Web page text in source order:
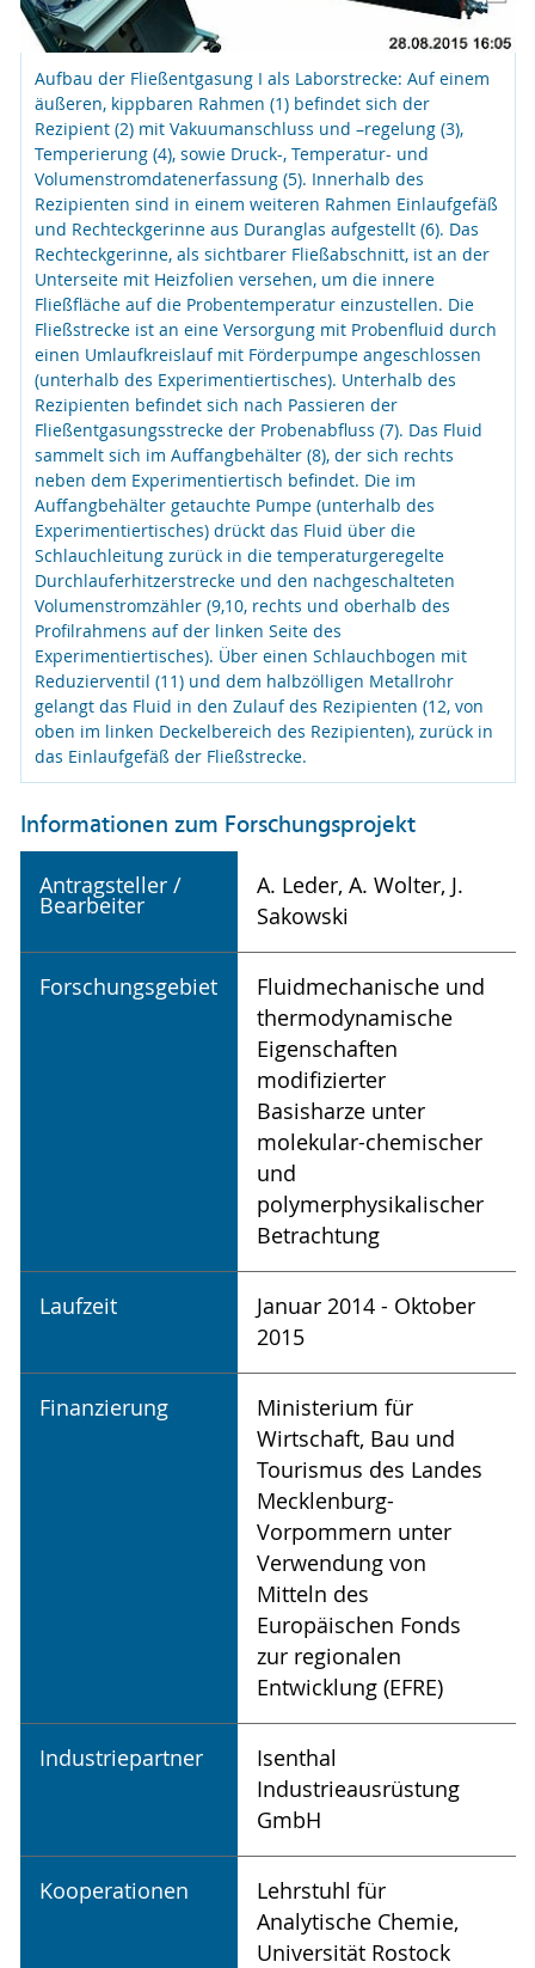
Aufbau der Fließentgasung I als Laborstrecke: Auf einem
äußeren, kippbaren Rahmen (1) befindet sich der
Rezipient (2) mit Vakuumanschluss und –regelung (3),
Temperierung (4), sowie Druck-, Temperatur- und
Volumenstromdatenerfassung (5). Innerhalb des
Rezipienten sind in einem weiteren Rahmen Einlaufgefäß
und Rechteckgerinne aus Duranglas aufgestellt (6). Das
Rechteckgerinne, als sichtbarer Fließabschnitt, ist an der
Unterseite mit Heizfolien versehen, um die innere
Fließfläche auf die Probentemperatur einzustellen. Die
Fließstrecke ist an eine Versorgung mit Probenfluid durch
einen Umlaufkreislauf mit Förderpumpe angeschlossen
(unterhalb des Experimentiertisches). Unterhalb des
Rezipienten befindet sich nach Passieren der
Fließentgasungsstrecke der Probenabfluss (7). Das Fluid
sammelt sich im Auffangbehälter (8), der sich rechts
neben dem Experimentiertisch befindet. Die im
Auffangbehälter getauchte Pumpe (unterhalb des
Experimentiertisches) drückt das Fluid über die
Schlauchleitung zurück in die temperaturgeregelte
Durchlauferhitzerstrecke und den nachgeschalteten
Volumenstromzähler (9,10, rechts und oberhalb des
Profilrahmens auf der linken Seite des
Experimentiertisches). Über einen Schlauchbogen mit
Reduzierventil (11) und dem halbzölligen Metallrohr
gelangt das Fluid in den Zulauf des Rezipienten (12, von
oben im linken Deckelbereich des Rezipienten), zurück in
das Einlaufgefäß der Fließstrecke.
Informationen zum Forschungsprojekt
Antragsteller /
Bearbeiter
A. Leder, A. Wolter, J.
Sakowski
Forschungsgebiet
Fluidmechanische und
thermodynamische
Eigenschaften
modifizierter
Basisharze unter
molekular-chemischer
und
polymerphysikalischer
Betrachtung
Laufzeit
Januar 2014 - Oktober
2015
Finanzierung
Ministerium für
Wirtschaft, Bau und
Tourismus des Landes
Mecklenburg-
Vorpommern unter
Verwendung von
Mitteln des
Europäischen Fonds
zur regionalen
Entwicklung (EFRE)
Industriepartner
Isenthal
Industrieausrüstung
GmbH
Kooperationen
Lehrstuhl für
Analytische Chemie,
Universität Rostock